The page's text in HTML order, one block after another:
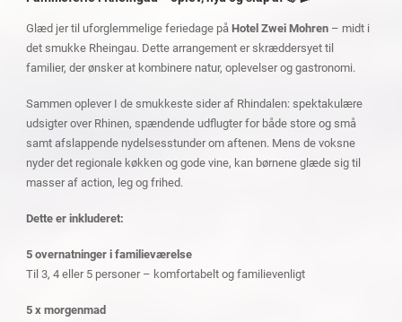
Glæd jer til uforglemmelige feriedage på Hotel Zwei Mohren – midt i
det smukke Rheingau. Dette arrangement er skræddersyet til
familier, der ønsker at kombinere natur, oplevelser og gastronomi.
Sammen oplever I de smukkeste sider af Rhindalen: spektakulære
udsigter over Rhinen, spændende udflugter for både store og små
samt afslappende nydelsesstunder om aftenen. Mens de voksne
nyder det regionale køkken og gode vine, kan børnene glæde sig til
masser af action, leg og frihed.
Dette er inkluderet:
5 overnatninger i familieværelse
Til 3, 4 eller 5 personer – komfortabelt og familievenligt
5 x morgenmad